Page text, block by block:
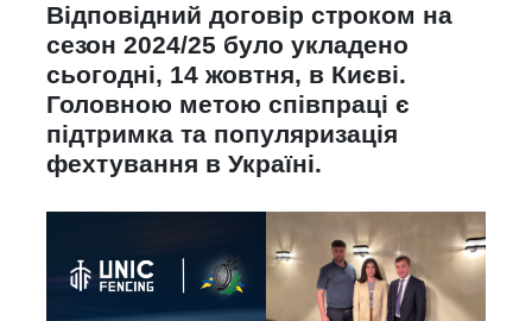
Відповідний договір строком на
сезон 2024/25 було укладено
сьогодні, 14 жовтня, в Києві.
Головною метою співпраці є
підтримка та популяризація
фехтування в Україні.